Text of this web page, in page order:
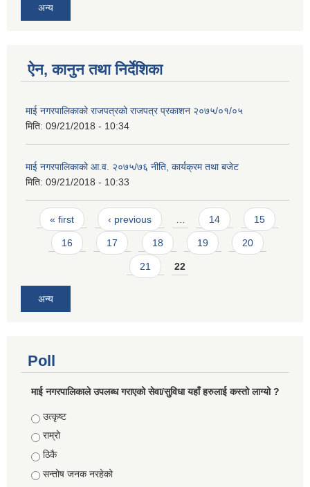
अन्य
ऐन, कानुन तथा निर्देशिका
माई नगरपालिकाको राजपत्रको राजपत्र प्रकाशन २०७५/०१/०५
मिति: 09/21/2018 - 10:34
माई नगरपालिकाको आ.व. २०७५/७६ नीति, कार्यक्रम तथा बजेट
मिति: 09/21/2018 - 10:33
Pages
« first ‹ previous … 14 15
16 17 18 19 20
21 22
अन्य
Poll
माई नगरपालिकाले उपलब्ध गराएको सेवा/सुविधा यहाँ हरुलाई कस्तो लाग्यो ?
Choices
उत्कृष्ट
राम्रो
ठिकै
सन्तोष जनक नरहेको